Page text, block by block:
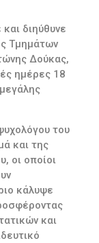
διηύθυνε
Τμημάτων
Δούκας,
ημέρες 18
του
και της
οι οποίοι
κάλυψε
και